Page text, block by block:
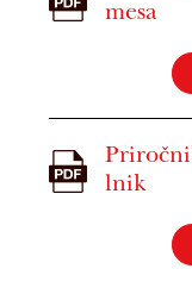
mesa
lnik